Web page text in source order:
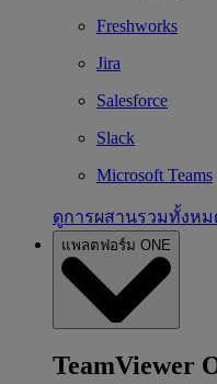
Freshworks
Jira
Salesforce
Slack
Microsoft Teams
ดูการผสานรวมทั้งหม
แพลตฟอร์ม ONE
TeamViewer